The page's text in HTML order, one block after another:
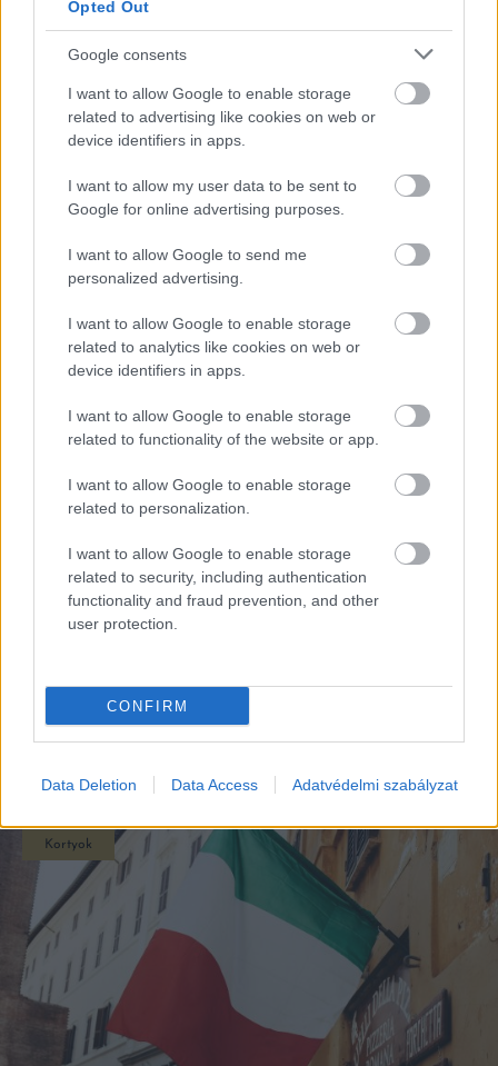
Opted Out
Google consents
I want to allow Google to enable storage
related to advertising like cookies on web or
device identifiers in apps.
I want to allow my user data to be sent to
Google for online advertising purposes.
I want to allow Google to send me
personalized advertising.
I want to allow Google to enable storage
related to analytics like cookies on web or
device identifiers in apps.
I want to allow Google to enable storage
related to functionality of the website or app.
I want to allow Google to enable storage
related to personalization.
I want to allow Google to enable storage
related to security, including authentication
functionality and fraud prevention, and other
user protection.
CONFIRM
Data Deletion Data Access Adatvédelmi szabályzat
Kortyok